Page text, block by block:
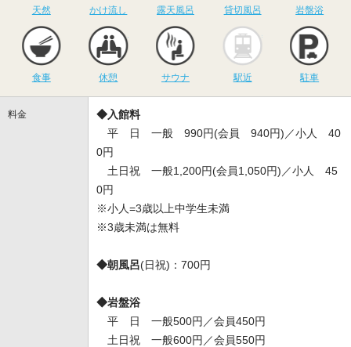
天然 かけ流し 露天風呂 貸切風呂 岩盤浴
食事 休憩
サウナ
サウナ 駅近 駐車
料金
◆入館料
平 日 一般 990円(会員 940円)／小人 40
0円
土日祝 一般1,200円(会員1,050円)／小人 45
0円
※小人=3歳以上中学生未満
※3歳未満は無料
◆朝風呂(日祝)：700円
◆岩盤浴
平 日 一般500円／会員450円
土日祝 一般600円／会員550円